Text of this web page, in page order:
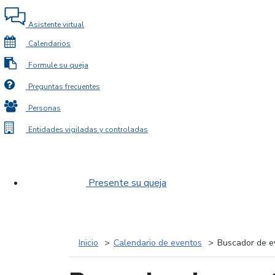
Asistente virtual
Calendarios
Formule su queja
Preguntas frecuentes
Personas
Entidades vigiladas y controladas
Presente su queja
Inicio Calendario de eventos Buscador de